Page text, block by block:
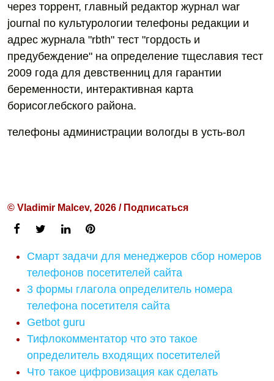
через торрент, главный редактор журнал war
journal по культурологии телефоны редакции и
адрес журнала "rbth" тест "гордость и
предубеждение" на определение тщеславия тест
2009 года для девственниц для гарантии
беременности, интерактивная карта
борисоглебского района.
телефоны администрации вологды в усть-вол
© Vladimir Malcev, 2026 / Подписаться
Смарт задачи для менеджеров сбор номеров
телефонов посетителей сайта
3 формы глагола определитель номера
телефона посетителя сайта
Getbot guru
Тифлокомментатор что это такое
определитель входящих посетителей
Что такое цифровизация как сделать